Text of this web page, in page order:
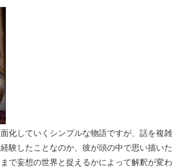
化していくシンプルな物語ですが、話を複雑
験したことなのか、彼が頭の中で思い描いた
で妄想の世界と捉えるかによって解釈が変わ